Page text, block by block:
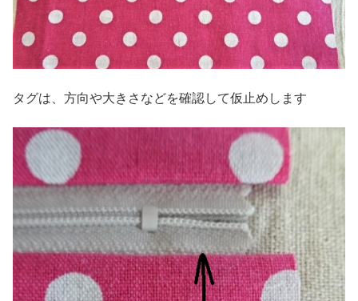
タグは、方向や大きさなどを確認して仮止めします